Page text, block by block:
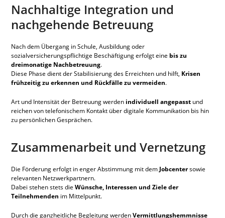
Nachhaltige Integration und
nachgehende Betreuung
Nach dem Übergang in Schule, Ausbildung oder
sozialversicherungspflichtige Beschäftigung erfolgt eine bis zu
dreimonatige Nachbetreuung.
Diese Phase dient der Stabilisierung des Erreichten und hilft, Krisen
frühzeitig zu erkennen und Rückfälle zu vermeiden.
Art und Intensität der Betreuung werden individuell angepasst und
reichen von telefonischem Kontakt über digitale Kommunikation bis hin
zu persönlichen Gesprächen.
Zusammenarbeit und Vernetzung
Die Förderung erfolgt in enger Abstimmung mit dem Jobcentersowie
relevanten Netzwerkpartnern.
Dabei stehen stets dieWünsche, Interessen und Ziele der
Teilnehmenden im Mittelpunkt.
Durch die ganzheitliche Begleitung werdenVermittlungshemmnisse